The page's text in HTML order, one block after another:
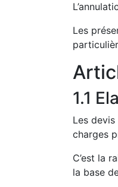
Les
1.1
Les
charges
C’est la
la base